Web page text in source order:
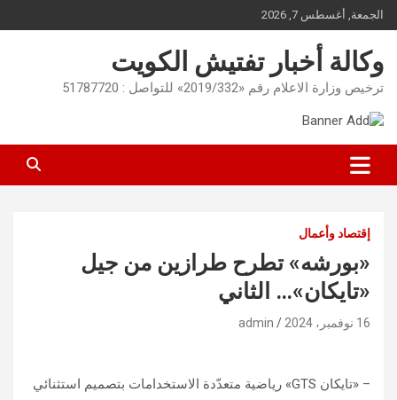
Skip
to
content
الجمعة, أغسطس 7, 2026
وكالة أخبار تفتيش الكويت
ترخيص وزارة الاعلام رقم «2019/332» للتواصل : 51787720
إقتصاد وأعمال
«بورشه» تطرح طرازين من جيل
«تايكان»… الثاني
16 نوفمبر، 2024 admin
– «تايكان GTS» رياضية متعدّدة الاستخدامات بتصميم استثنائي